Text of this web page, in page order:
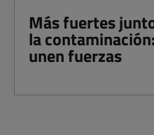
Más fuertes
la
unen fuerzas